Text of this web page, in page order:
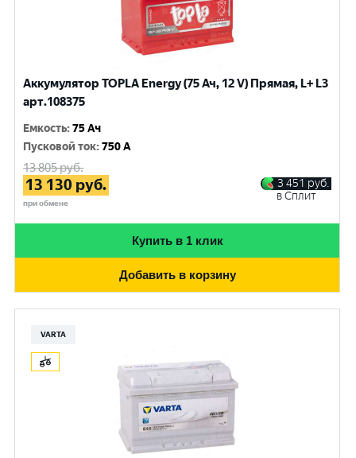
Аккумулятор TOPLA Energy (75 Ач, 12 V) Прямая, L+ L3
арт.108375
Емкость:75 Ач
Пусковой ток:750 A
13 805руб.
13 130 руб.
при обмене
3 451 руб.
в Сплит
Купить в 1 клик
Добавить в корзину
VARTA